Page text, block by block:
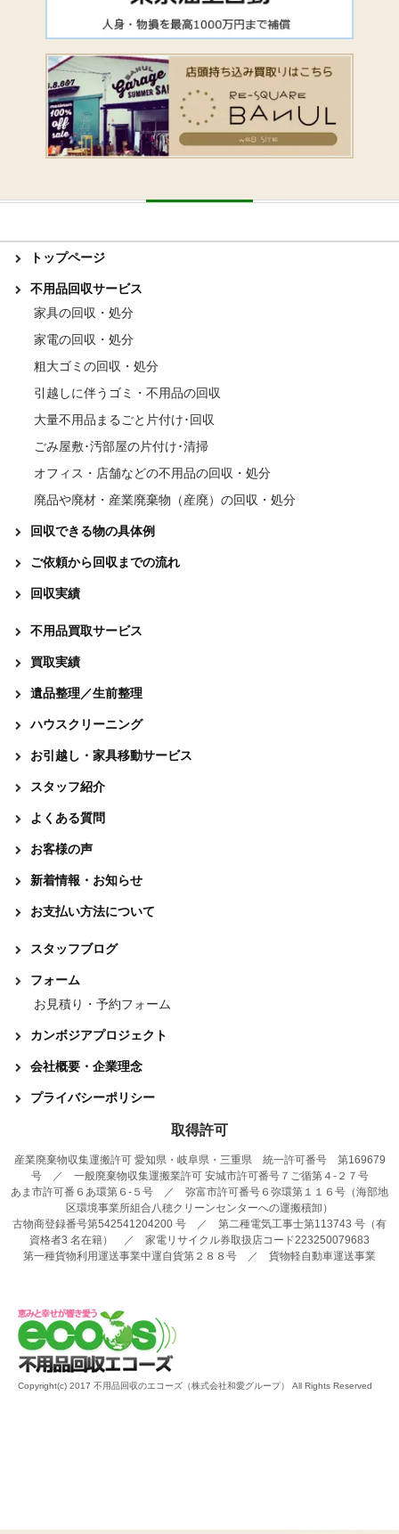
トップページ
不用品回収サービス
家具の回収・処分
家電の回収・処分
粗大ゴミの回収・処分
引越しに伴うゴミ・不用品の回収
大量不用品まるごと片付け･回収
ごみ屋敷･汚部屋の片付け･清掃
オフィス・店舗などの不用品の回収・処分
廃品や廃材・産業廃棄物（産廃）の回収・処分
回収できる物の具体例
ご依頼から回収までの流れ
回収実績
不用品買取サービス
買取実績
遺品整理／生前整理
ハウスクリーニング
お引越し・家具移動サービス
スタッフ紹介
よくある質問
お客様の声
新着情報・お知らせ
お支払い方法について
スタッフブログ
フォーム
お見積り・予約フォーム
カンボジアプロジェクト
会社概要・企業理念
プライバシーポリシー
取得許可
産業廃棄物収集運搬許可 愛知県・岐阜県・三重県 統一許可番号 第169679
号 ／ 一般廃棄物収集運搬業許可 安城市許可番号７ご循第４-２７号
あま市許可番６あ環第６-５号 ／ 弥富市許可番号６弥環第１１６号（海部地
区環境事業所組合八穂クリーンセンターへの運搬積卸）
古物商登録番号第542541204200 号 ／ 第二種電気工事士第113743 号（有
資格者3 名在籍） ／ 家電リサイクル券取扱店コード223250079683
第一種貨物利用運送事業中運自貨第２８８号 ／ 貨物軽自動車運送事業
Copyright(c) 2017 不用品回収のエコーズ（株式会社和愛グループ） All Rights Reserved